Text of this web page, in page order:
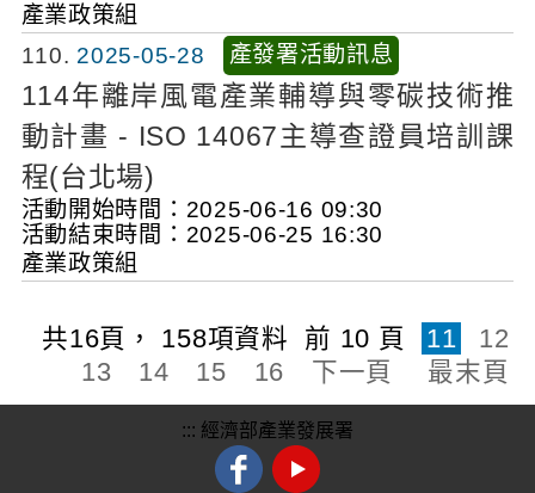
產業政策組
110
2025-05-28 產發署活動訊息
114年離岸風電產業輔導與零碳技術推
動計畫 - ISO 14067主導查證員培訓課
程(台北場)
活動開始時間：2025-06-16 09:30
活動結束時間：2025-06-25 16:30
產業政策組
共16頁， 158項資料 前 10 頁 11
12
13
14 15 16 下一頁 最末頁
::: 經濟部產業發展署